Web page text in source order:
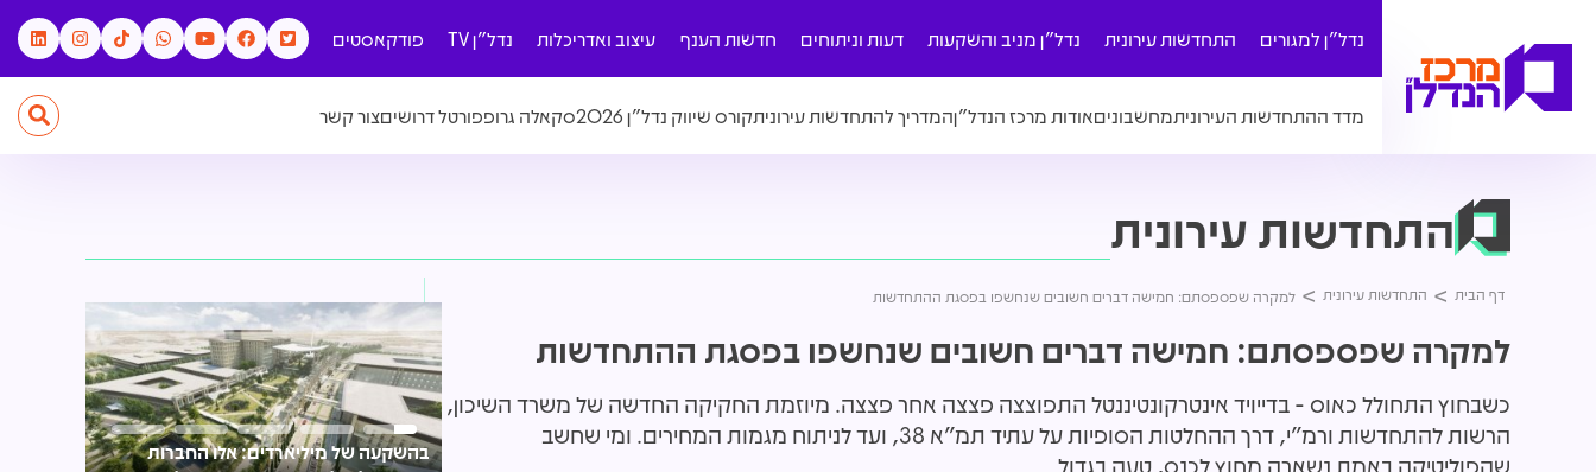
נדל"ן למגורים התחדשות עירונית נדל"ן מניב והשקעות דעות וניתוחים חדשות הענף עיצוב ואדריכלות נדל"ן TV פודקאסטים
מדד ההתחדשות העירוניתמחשבוניםאודות מרכז הנדל"ןהמדריך להתחדשות עירוניתקורס שיווק נדל"ן 2026 סקאלה גרופפורטל דרושיםצור קשר
התחדשות עירונית
דף הבית התחדשות עירונית למקרה שפספסתם: חמישה דברים חשובים שנחשפו בפסגת ההתחדשות
למקרה שפספסתם: חמישה דברים חשובים שנחשפו בפסגת ההתחדשות
כשבחוץ התחולל כאוס - בדייויד אינטרקונטיננטל התפוצצה פצצה אחר פצצה. מיוזמת החקיקה החדשה של משרד השיכון,
הרשות להתחדשות ורמ"י, דרך ההחלטות הסופיות על עתיד תמ"א 38, ועד לניתוח מגמות המחירים. ומי שחשב
שהפוליטיקה באמת נשארה מחוץ לכנס, טעה בגדול
בהשקעה של מיליארדים: אלו החברות